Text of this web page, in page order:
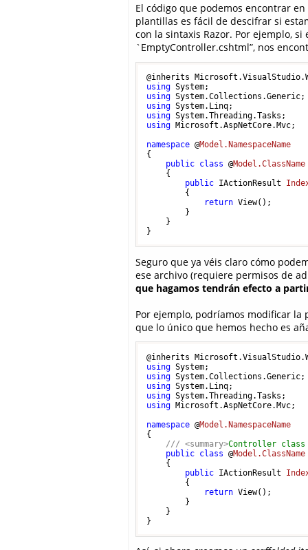
El código que podemos encontrar
plantillas es fácil de descifrar si
con la sintaxis Razor. Por ejemplo,
`EmptyController.cshtml”, nos
using
using
using
using
using Microsoft.AspNetCore.Mvc;
namespace @Model.NamespaceName
{
public class @Model.ClassName
    {
public IActionResult
        {
return View();
        }
    }
}
Seguro que ya véis claro cómo
ese archivo (requiere permisos de
que hagamos tendrán efecto a
Por ejemplo, podríamos modificar
que lo único que hemos hecho es
using
using
using
using
using Microsoft.AspNetCore.Mvc;
namespace @Model.NamespaceName
{
/// <summary>Controller class
public class @Model.ClassName
    {
public IActionResult
        {
return View();
        }
    }
}